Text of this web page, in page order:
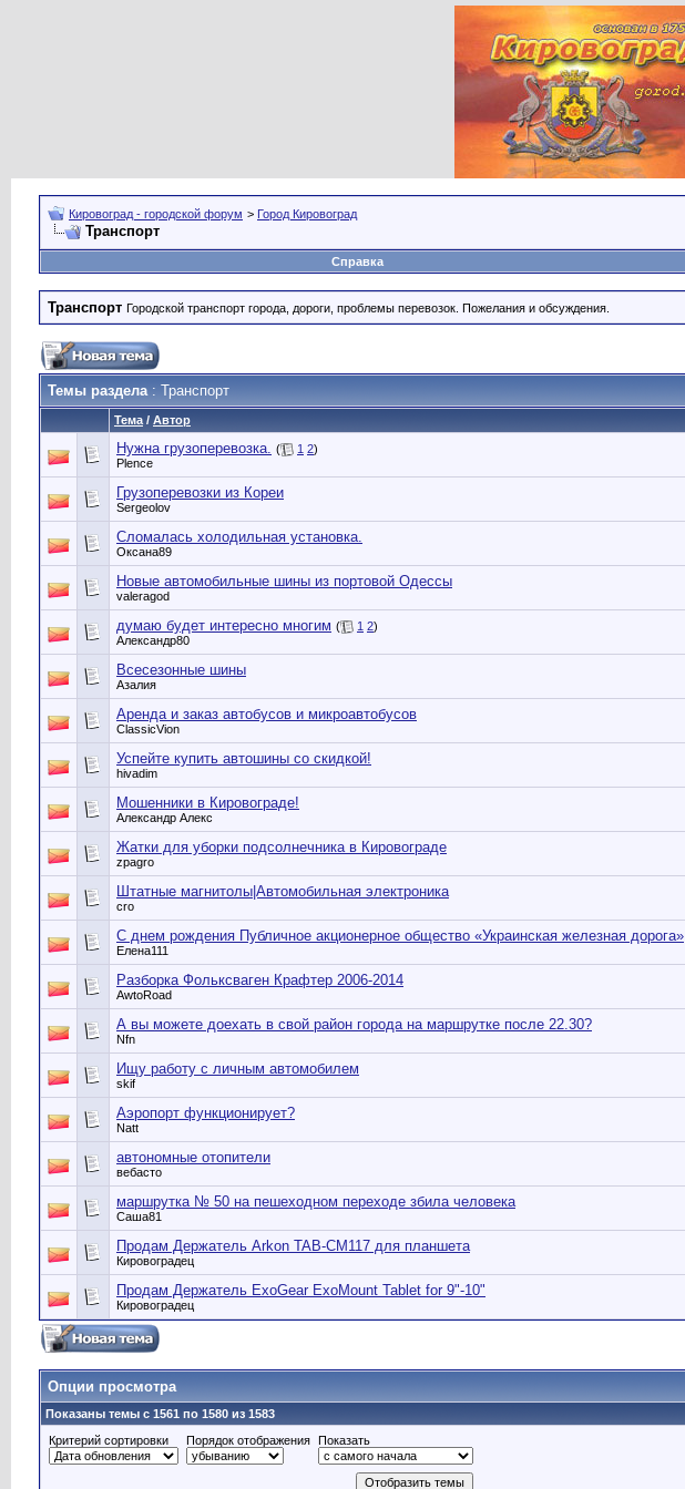
Кировоград - городской форум > Город Кировоград
Транспорт
Справка
Транспорт Городской транспорт города, дороги, проблемы перевозок. Пожелания и обсуждения.
Темы раздела: Транспорт
Тема / Автор
Нужна грузоперевозка. ( 1 2)
Plence
Грузоперевозки из Кореи
Sergeolov
Сломалась холодильная установка.
Оксана89
Новые автомобильные шины из портовой Одессы
valeragod
думаю будет интересно многим ( 1 2)
Александр80
Всесезонные шины
Азалия
Аренда и заказ автобусов и микроавтобусов
ClassicVion
Успейте купить автошины со скидкой!
hivadim
Мошенники в Кировограде!
Александр Алекс
Жатки для уборки подсолнечника в Кировограде
zpagro
Штатные магнитолы|Автомобильная электроника
cro
С днем рождения Публичное акционерное общество «Украинская железная дорога»
Елена111
Разборка Фольксваген Крафтер 2006-2014
AwtoRoad
А вы можете доехать в свой район города на маршрутке после 22.30?
Nfn
Ищу работу с личным автомобилем
skif
Аэропорт функционирует?
Natt
автономные отопители
вебасто
маршрутка № 50 на пешеходном переходе збила человека
Саша81
Продам Держатель Arkon TAB-CM117 для планшета
Кировоградец
Продам Держатель ExoGear ExoMount Tablet for 9"-10"
Кировоградец
Опции просмотра
Показаны темы с 1561 по 1580 из 1583
Критерий сортировки
Порядок отображения Показать